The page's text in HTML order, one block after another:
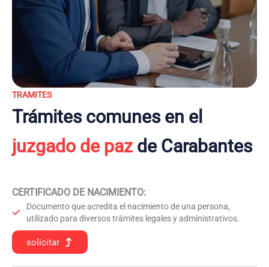
TRAMITES
Trámites comunes en el
juzgado de pazde Carabantes
CERTIFICADO DE NACIMIENTO:
Documento que acredita el nacimiento de una persona,
utilizado para diversos trámites legales y administrativos.
solicitar